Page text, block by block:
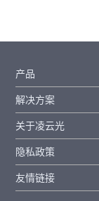
产品
解决方案
关于凌云光
隐私政策
友情链接